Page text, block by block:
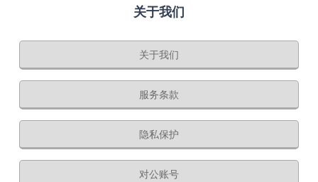
关于我们
关于我们
服务条款
隐私保护
对公账号